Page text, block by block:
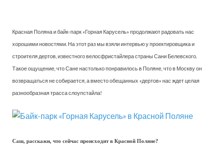
Красная Поляна и байк-парк «Горная Карусель» продолжают радовать нас
хорошими новостями. На этот раз мы взяли интервью у проектировщика и
строителя дертов, известного велосфристайлера страны Сани Белевского.
Такое ощущение, что Сане настолько понравилось в Поляне, что в Москву он
возвращаться не собирается, а вместо обещанных «дертов» нас ждет целая
разнообразная трасса слоупстайла!
Саш, расскажи, что сейчас происходит в Красной Поляне?